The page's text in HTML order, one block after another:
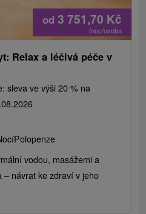
od 3 751,70 Kč
/noc/osoba
Relax a léčivá péče v
sleva ve výši 20 % na
Polopenze
vodou, masážemi a
– návrat ke zdraví v jeho